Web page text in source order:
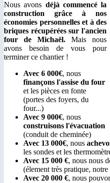
Nous avons déjà commencé la
construction grâce à nos
économies personnelles et à des
briques récupérées sur l'ancien
four de Michaël. Mais nous
avons besoin de vous pour
terminer ce chantier !
Avec 6 000€, nous
finançons l'assise du four
et les pièces en fonte
(portes des foyers, du
four...)
Avec 9 000€, nous
construisons l'évacuation
(conduit de cheminée)
Avec 13 000€, nous
les sondes et les
Avec 15 000 €, nous nous
(élement très pratique,
Avec 20 000 €, nous